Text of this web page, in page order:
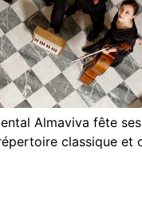
Almaviva fête
classique et